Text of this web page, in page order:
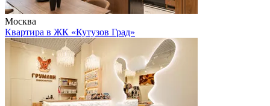
Москва
Квартира в ЖК «Кутузов Град»